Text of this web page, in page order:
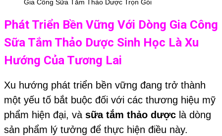
Gia Công Sữa Tắm Thảo Dược Trọn Gói
Phát Triển Bền Vững Với Dòng Gia Công
Sữa Tắm Thảo Dược Sinh Học Là Xu
Hướng Của Tương Lai
Xu hướng phát triển bền vững đang trở thành
một yếu tố bắt buộc đối với các thương hiệu mỹ
phẩm hiện đại, và sữa tắm thảo dược là dòng
sản phẩm lý tưởng để thực hiện điều này.